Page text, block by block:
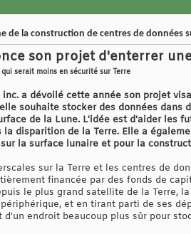
de la construction de centres de données
son projet d'enterrer
serait moins en sécurité sur Terre
a dévoilé cette année son projet
souhaite stocker des données
de la Lune. L'idée est d'aider les
la disparition de la Terre. Elle a
la surface lunaire et pour la
sur la Terre et les centres de
financée par des fonds de
le plus grand satellite de la Terre,
et en tirant parti de ses
endroit beaucoup plus sûr pour